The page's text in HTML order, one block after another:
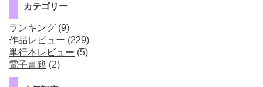
カテゴリー
ランキング (9)
作品レビュー (229)
単行本レビュー (5)
電子書籍 (2)